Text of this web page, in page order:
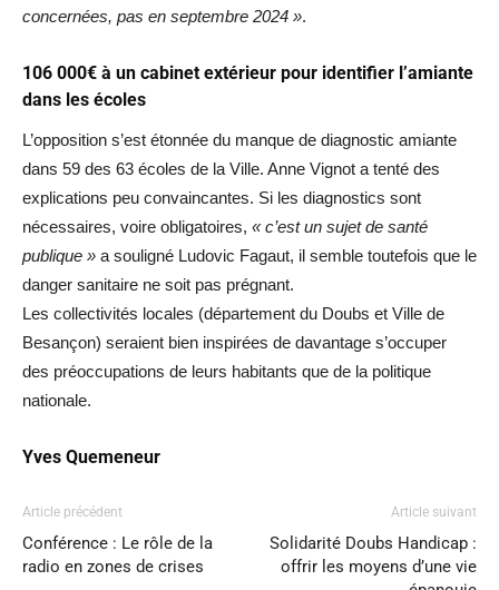
concernées, pas en septembre 2024 ».
106 000€ à un cabinet extérieur pour identifier l’amiante
dans les écoles
L’opposition s’est étonnée du manque de diagnostic amiante
dans 59 des 63 écoles de la Ville. Anne Vignot a tenté des
explications peu convaincantes. Si les diagnostics sont
nécessaires, voire obligatoires, « c’est un sujet de santé
publique » a souligné Ludovic Fagaut, il semble toutefois que le
danger sanitaire ne soit pas prégnant.
Les collectivités locales (département du Doubs et Ville de
Besançon) seraient bien inspirées de davantage s’occuper
des préoccupations de leurs habitants que de la politique
nationale.
Yves Quemeneur
Article précédent
Conférence : Le rôle de la
radio en zones de crises
Article suivant
Solidarité Doubs Handicap :
offrir les moyens d’une vie